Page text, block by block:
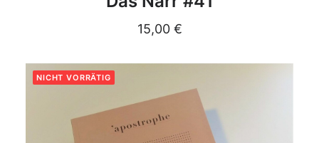
15,00 €
NICHT VORRÄTIG